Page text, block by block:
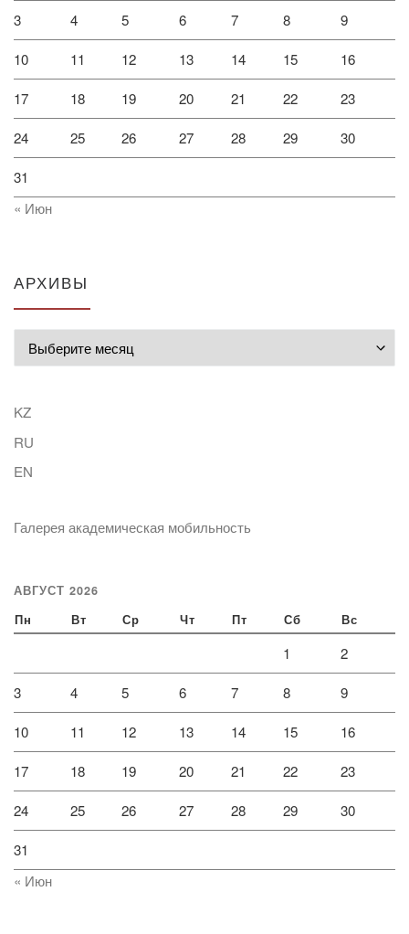
3 4 5 6 7 8 9
10 11 12 13 14 15 16
17 18 19 20 21 22 23
24 25 26 27 28 29 30
31
« Июн
АРХИВЫ
KZ
RU
EN
Галерея академическая мобильность
АВГУСТ 2026
Пн Вт Ср Чт Пт Сб Вс
1 2
3 4 5 6 7 8 9
10 11 12 13 14 15 16
17 18 19 20 21 22 23
24 25 26 27 28 29 30
31
« Июн